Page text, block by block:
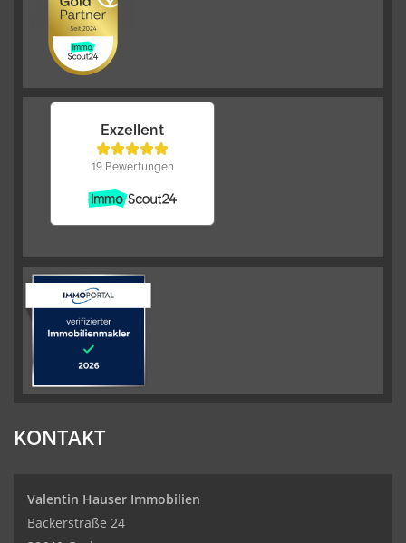
KONTAKT
Valentin Hauser Immobilien
Bäckerstraße 24